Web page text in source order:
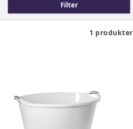
Filter
1 produkter